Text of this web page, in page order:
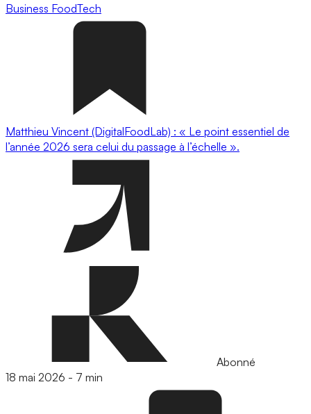
Business FoodTech
Matthieu Vincent (DigitalFoodLab) : « Le point essentiel de
l’année 2026 sera celui du passage à l’échelle ».
Abonné
18 mai 2026 - 7 min